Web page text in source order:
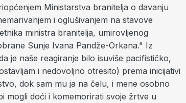
Ministarstva branitelja o davanju
i oglušivanjem na stavove
ministra branitelja, umirovljenog
Sunje Ivana Pandže-Orkana." Iz
je naše reagiranje bilo isuviše pacifističko,
i nedovoljno otresito) prema inicijativi
dok sam mu ja na čelu, i mene osobno
mogli doći i komemorirati svoje žrtve u